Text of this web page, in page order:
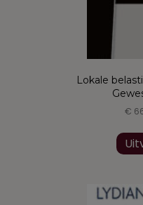
Lokale
€